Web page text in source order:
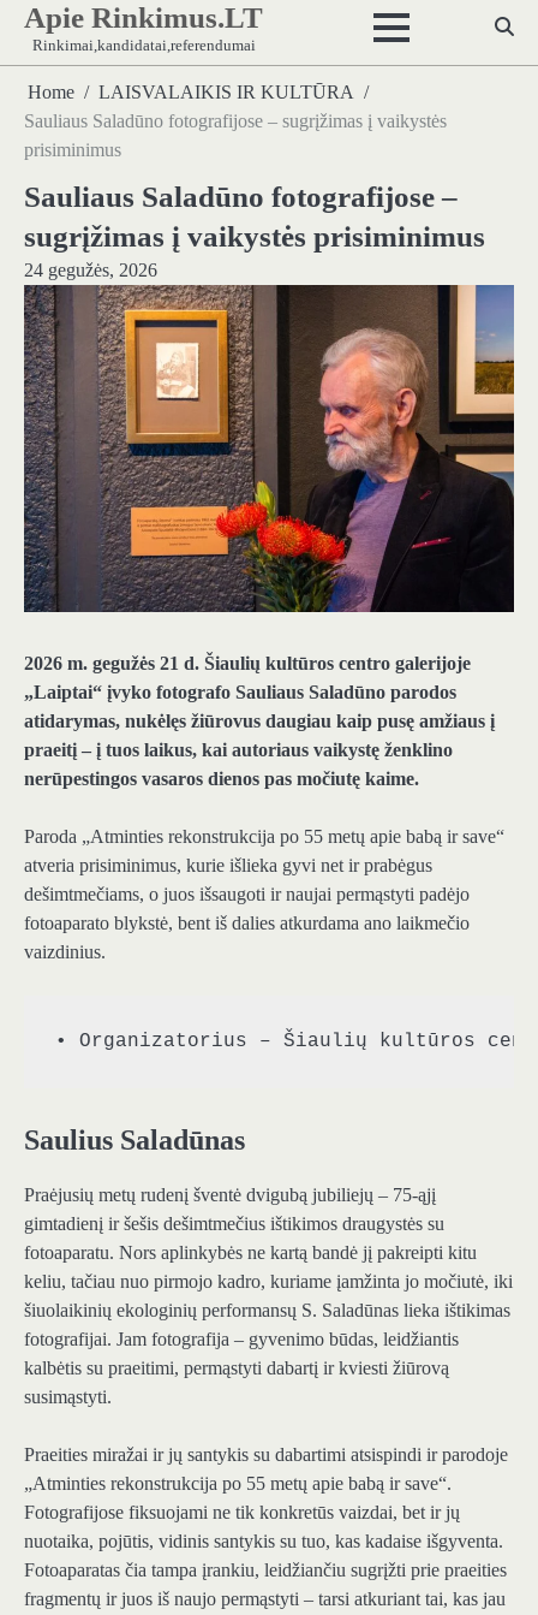
Skip
content
Apie Rinkimus.LT
Rinkimai,kandidatai,referendumai
Home
LAISVALAIKIS IR KULTŪRA
Sauliaus Saladūno fotografijose – sugrįžimas į vaikystės
prisiminimus
Sauliaus Saladūno fotografijose –
sugrįžimas į vaikystės prisiminimus
24 gegužės, 2026
2026 m. gegužės 21 d. Šiaulių kultūros centro galerijoje
„Laiptai“ įvyko fotografo Sauliaus Saladūno parodos
atidarymas, nukėlęs žiūrovus daugiau kaip pusę amžiaus į
praeitį – į tuos laikus, kai autoriaus vaikystę ženklino
nerūpestingos vasaros dienos pas močiutę kaime.
Paroda „Atminties rekonstrukcija po 55 metų apie babą ir save“
atveria prisiminimus, kurie išlieka gyvi net ir prabėgus
dešimtmečiams, o juos išsaugoti ir naujai permąstyti padėjo
fotoaparato blykstė, bent iš dalies atkurdama ano laikmečio
vaizdinius.
• Organizatorius – Šiaulių kultūros
Saulius Saladūnas
Praėjusių metų rudenį šventė dvigubą jubiliejų – 75-ąjį
gimtadienį ir šešis dešimtmečius ištikimos draugystės su
fotoaparatu. Nors aplinkybės ne kartą bandė jį pakreipti kitu
keliu, tačiau nuo pirmojo kadro, kuriame įamžinta jo močiutė, iki
šiuolaikinių ekologinių performansų S. Saladūnas lieka ištikimas
fotografijai. Jam fotografija – gyvenimo būdas, leidžiantis
kalbėtis su praeitimi, permąstyti dabartį ir kviesti žiūrovą
susimąstyti.
Praeities miražai ir jų santykis su dabartimi atsispindi ir parodoje
„Atminties rekonstrukcija po 55 metų apie babą ir save“.
Fotografijose fiksuojami ne tik konkretūs vaizdai, bet ir jų
nuotaika, pojūtis, vidinis santykis su tuo, kas kadaise išgyventa.
Fotoaparatas čia tampa įrankiu, leidžiančiu sugrįžti prie praeities
fragmentų ir juos iš naujo permąstyti – tarsi atkuriant tai, kas jau